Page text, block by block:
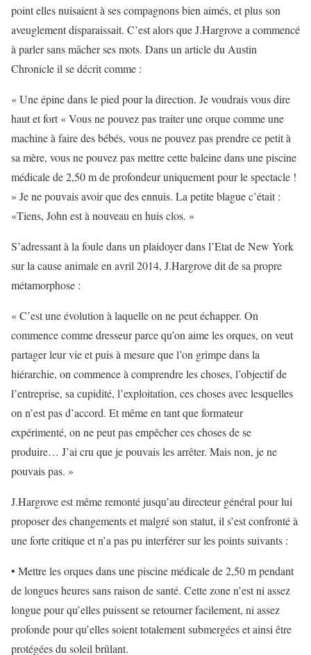
point elles nuisaient à ses compagnons bien aimés, et plus son
aveuglement disparaissait. C’est alors que J.Hargrove a commencé
à parler sans mâcher ses mots. Dans un article du Austin
Chronicle il se décrit comme :
« Une épine dans le pied pour la direction. Je voudrais vous dire
haut et fort « Vous ne pouvez pas traiter une orque comme une
machine à faire des bébés, vous ne pouvez pas prendre ce petit à
sa mère, vous ne pouvez pas mettre cette baleine dans une piscine
médicale de 2,50 m de profondeur uniquement pour le spectacle !
» Je ne pouvais avoir que des ennuis. La petite blague c’était :
«Tiens, John est à nouveau en huis clos. »
S’adressant à la foule dans un plaidoyer dans l’Etat de New York
sur la cause animale en avril 2014, J.Hargrove dit de sa propre
métamorphose :
« C’est une évolution à laquelle on ne peut échapper. On
commence comme dresseur parce qu’on aime les orques, on veut
partager leur vie et puis à mesure que l’on grimpe dans la
hiérarchie, on commence à comprendre les choses, l’objectif de
l’entreprise, sa cupidité, l’exploitation, ces choses avec lesquelles
on n’est pas d’accord. Et même en tant que formateur
expérimenté, on ne peut pas empêcher ces choses de se
produire… J’ai cru que je pouvais les arrêter. Mais non, je ne
pouvais pas. »
J.Hargrove est même remonté jusqu’au directeur général pour lui
proposer des changements et malgré son statut, il s’est confronté à
une forte critique et n’a pas pu interférer sur les points suivants :
• Mettre les orques dans une piscine médicale de 2,50 m pendant
de longues heures sans raison de santé. Cette zone n’est ni assez
longue pour qu’elles puissent se retourner facilement, ni assez
profonde pour qu’elles soient totalement submergées et ainsi être
protégées du soleil brûlant.